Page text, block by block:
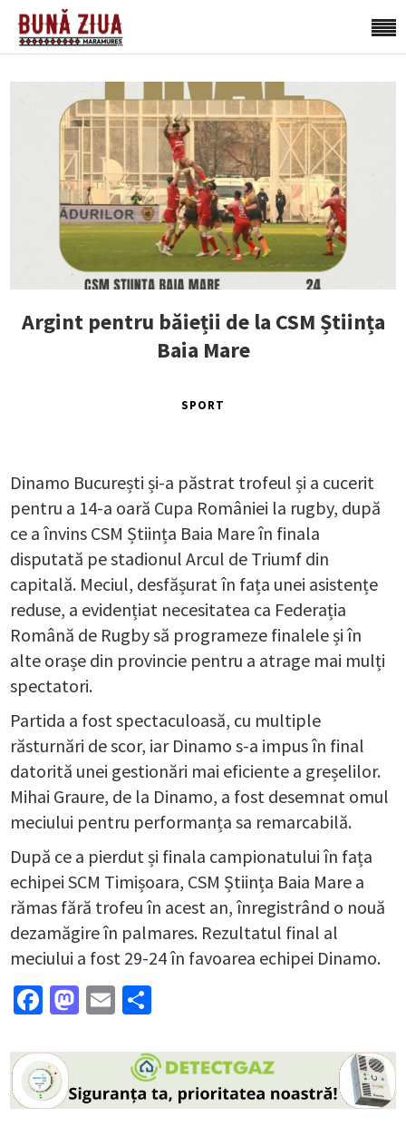
Argint pentru băieții de la CSM Știința
Baia Mare
SPORT
Dinamo București și-a păstrat trofeul și a cucerit
pentru a 14-a oară Cupa României la rugby, după
ce a învins CSM Știința Baia Mare în finala
disputată pe stadionul Arcul de Triumf din
capitală. Meciul, desfășurat în fața unei asistențe
reduse, a evidențiat necesitatea ca Federația
Română de Rugby să programeze finalele și în
alte orașe din provincie pentru a atrage mai mulți
spectatori.
Partida a fost spectaculoasă, cu multiple
răsturnări de scor, iar Dinamo s-a impus în final
datorită unei gestionări mai eficiente a greșelilor.
Mihai Graure, de la Dinamo, a fost desemnat omul
meciului pentru performanța sa remarcabilă.
După ce a pierdut și finala campionatului în fața
echipei SCM Timișoara, CSM Știința Baia Mare a
rămas fără trofeu în acest an, înregistrând o nouă
dezamăgire în palmares. Rezultatul final al
meciului a fost 29-24 în favoarea echipei Dinamo.
Facebook
Mastodon
Email